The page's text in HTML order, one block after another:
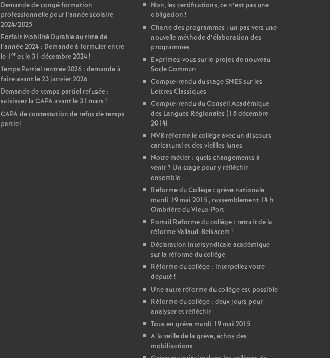
Demande de congé formation
professionnelle pour l’année scolaire
2024/2025
Forfait Mobilité Durable au titre de
l’année 2024 : Demande à formuler entre
le 1 er et le 31 décembre 2024!
Temps Partiel rentrée 2026 : demande à
faire avant le 23 janvier 2026
Demande de temps partiel refusée :
saisissez la CAPA avant le 31 mars !
CAPA de contestation de refus de temps
partiel
Non, les certifications, ce n’est pas une
obligation !
Charte des programmes : un pas vers une
nouvelle méthode d’élaboration des
programmes
Exprimez-vous sur le projet de nouveau
Socle Commun
Compte-rendu du stage SNES sur les
Lettres Classiques
Compte-rendu du Conseil Académique
des Langues Régionales (18 décembre
2014)
NVB réforme le collège avec un discours
caricatural et des vieilles lunes
Notre métier : quels changements à
venir? Un stage pour y réfléchir
ensemble
Réforme du Collège : grève nationale
mardi 19 mai 2015 , rassemblement 14 h
Ombrière du Vieux-Port
Portail Réforme du collège : retrait de la
réforme Vallaud-Belkacem !
Déclaration intersyndicale académique
sur la réforme du collège
Réforme du collège : interpellez votre
député!
Une autre réforme du collège est possible
Réforme du collège : deux jours pour
analyser et réfléchir
Tous en grève mardi 19 mai 2015
A la veille de la grève, échos des
mobilisations